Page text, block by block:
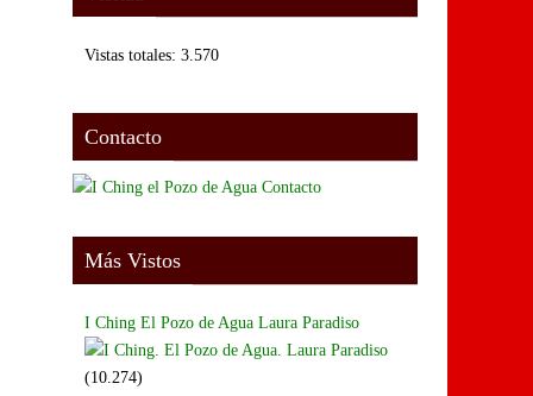
Vistas totales: 3.570
Contacto
Más Vistos
I Ching El Pozo de Agua Laura Paradiso
(10.274)